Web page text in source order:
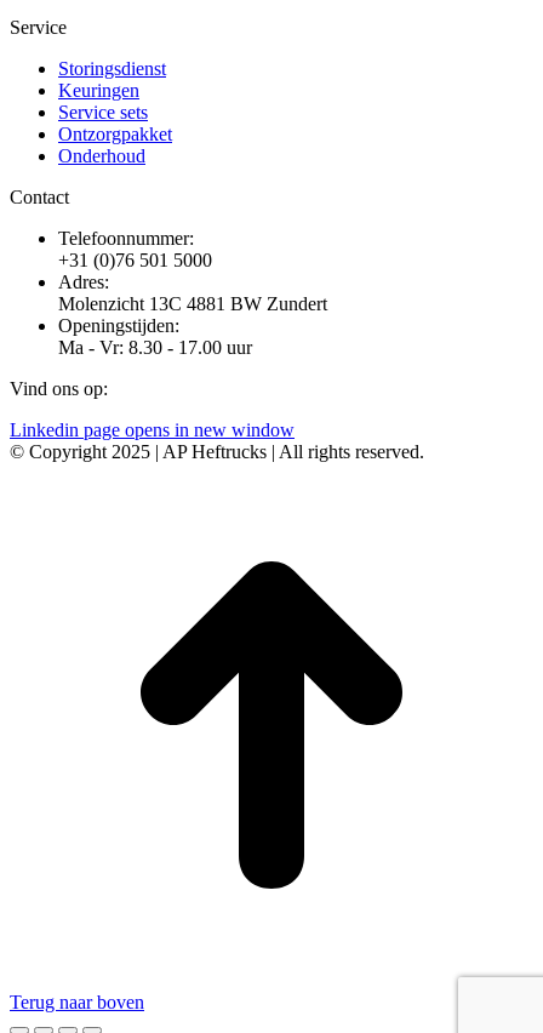
Service
Storingsdienst
Keuringen
Service sets
Ontzorgpakket
Onderhoud
Contact
Telefoonnummer:
+31 (0)76 501 5000
Adres:
Molenzicht 13C 4881 BW Zundert
Openingstijden:
Ma - Vr: 8.30 - 17.00 uur
Vind ons op:
Linkedin page opens in new window
© Copyright 2025 | AP Heftrucks | All rights reserved.
Terug naar boven